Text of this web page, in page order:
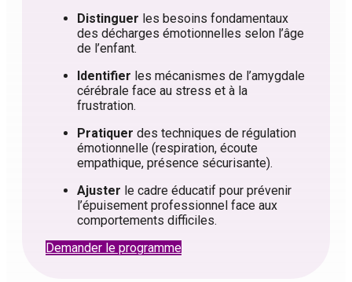
Distinguer les besoins fondamentaux
des décharges émotionnelles selon l’âge
de l’enfant.
Identifier les mécanismes de l’amygdale
cérébrale face au stress et à la
frustration.
Pratiquer des techniques de régulation
émotionnelle (respiration, écoute
empathique, présence sécurisante).
Ajuster le cadre éducatif pour prévenir
l’épuisement professionnel face aux
comportements difficiles.
Demander le programme